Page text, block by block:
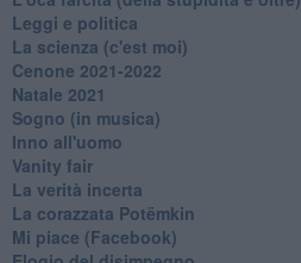
Leggi e politica
La scienza (c'est moi)
Cenone 2021-2022
Natale 2021
Sogno (in musica)
Inno all'uomo
Vanity fair
La verità incerta
La corazzata Potëmkin
Mi piace (Facebook)